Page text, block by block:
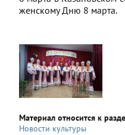
навигации
женскому Дню 8 марта.
Материал относится к
Новости культуры